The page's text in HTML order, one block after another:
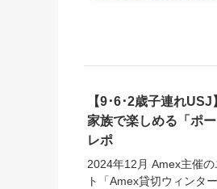
【9･6･2歳子連れ
家族で楽しめる「ポ
レポ
2024年12月 Amex主催
ト「Amex貸切ウィンタ